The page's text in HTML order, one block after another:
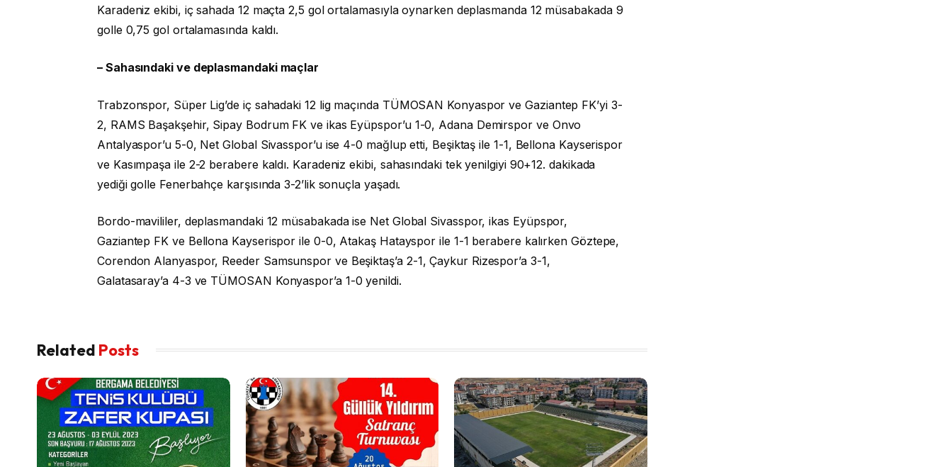
Karadeniz ekibi, iç sahada 12 maçta 2,5 gol ortalamasıyla oynarken deplasmanda 12 müsabakada 9
golle 0,75 gol ortalamasında kaldı.
– Sahasındaki ve deplasmandaki maçlar
Trabzonspor, Süper Lig’de iç sahadaki 12 lig maçında TÜMOSAN Konyaspor ve Gaziantep FK’yi 3-
2, RAMS Başakşehir, Sipay Bodrum FK ve ikas Eyüpspor’u 1-0, Adana Demirspor ve Onvo
Antalyaspor’u 5-0, Net Global Sivasspor’u ise 4-0 mağlup etti, Beşiktaş ile 1-1, Bellona Kayserispor
ve Kasımpaşa ile 2-2 berabere kaldı. Karadeniz ekibi, sahasındaki tek yenilgiyi 90+12. dakikada
yediği golle Fenerbahçe karşısında 3-2’lik sonuçla yaşadı.
Bordo-mavililer, deplasmandaki 12 müsabakada ise Net Global Sivasspor, ikas Eyüpspor,
Gaziantep FK ve Bellona Kayserispor ile 0-0, Atakaş Hatayspor ile 1-1 berabere kalırken Göztepe,
Corendon Alanyaspor, Reeder Samsunspor ve Beşiktaş’a 2-1, Çaykur Rizespor’a 3-1,
Galatasaray’a 4-3 ve TÜMOSAN Konyaspor’a 1-0 yenildi.
Related Posts